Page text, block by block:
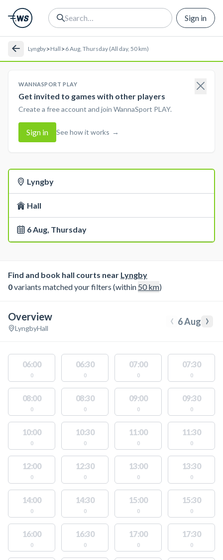
Sign in
Lyngby>Hall >6 Aug, Thursday (All day, 50 km)
WANNASPORT PLAY
Get invited to games with other players
Create a free account and join WannaSport PLAY.
Sign in See how it works →
Lyngby
Hall
6 Aug, Thursday
Find and book hall courts near Lyngby
0variants matched your filters (within 50km)
Overview
LyngbyHall ‹ 6 Aug ›
06:00
0
06:30
0
07:00
0
07:30
0
08:00
0
08:30
0
09:00
0
09:30
0
10:00
0
10:30
0
11:00
0
11:30
0
12:00
0
12:30
0
13:00
0
13:30
0
14:00
0
14:30
0
15:00
0
15:30
0
16:00
0
16:30
0
17:00
0
17:30
0